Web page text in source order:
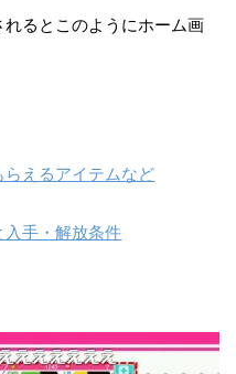
るとこのようにホーム画
えるアイテムなど
手・解放条件